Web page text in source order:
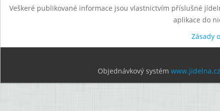
Veškeré publikované informace jsou vlastnictvím příslušné
aplikace do
Zásady
Objednávkový systém www.jidelna.cz